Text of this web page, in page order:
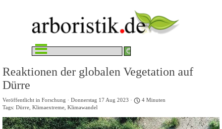
Menü überspringen
Reaktionen der globalen Vegetation auf
Dürre
Veröffentlicht in Forschung · Donnerstag 17 Aug 2023 ·
4 Minuten
Tags: Dürre Klimaextreme Klimawandel